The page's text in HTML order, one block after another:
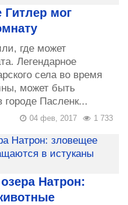
Гитлер мог
где может
Легендарное
села во время
может быть
городе Пасленк...
1 733
04 фев, 2017
Натрон: